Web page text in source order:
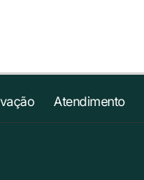
Atendimento